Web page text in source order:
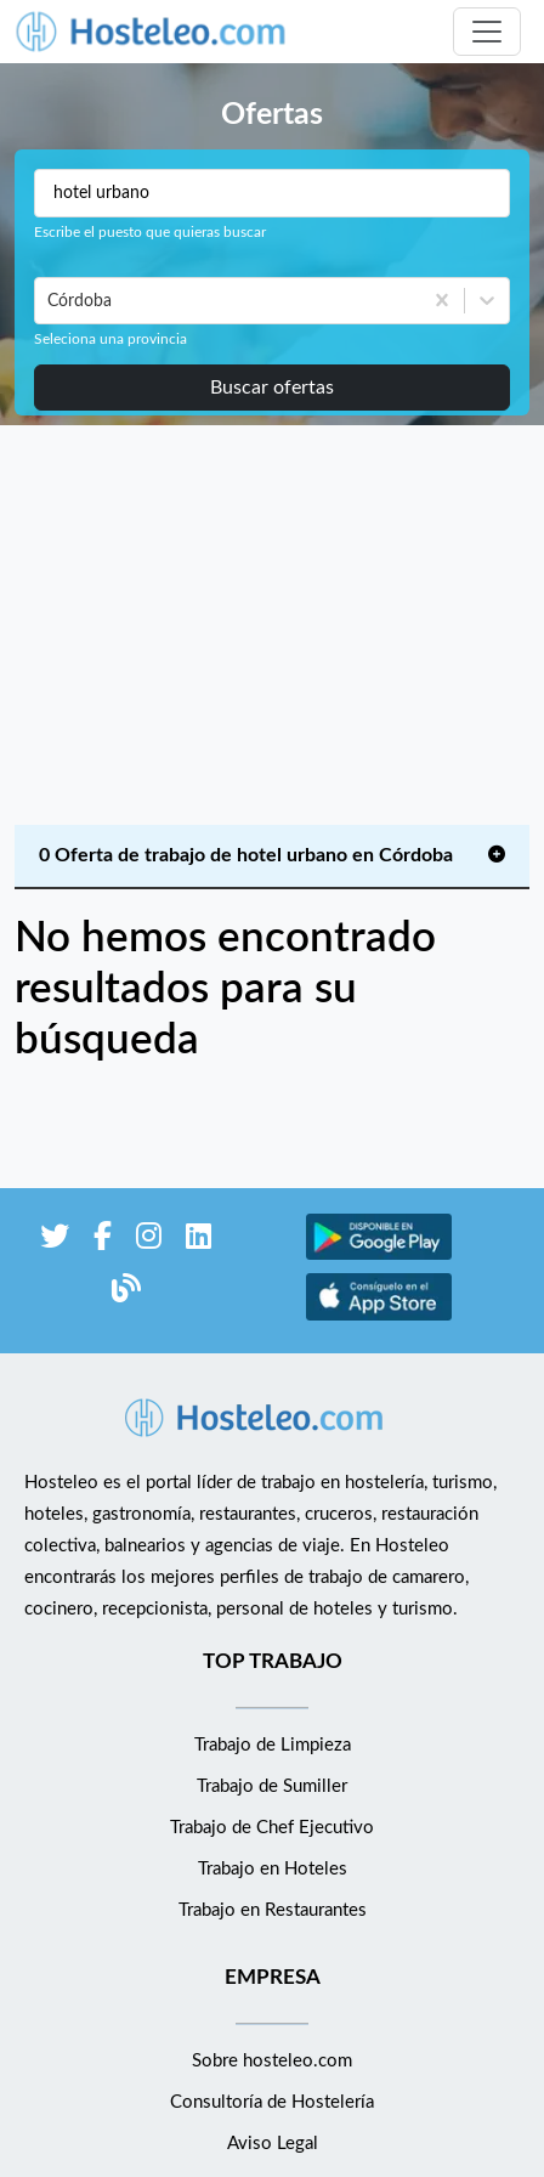
Ofertas
Escribe el puesto que quieras buscar
Córdoba
Seleciona una provincia
Buscar ofertas
0 Oferta de trabajo de hotel urbano en Córdoba
No hemos encontrado
resultados para su
búsqueda
Hosteleo es el portal líder de trabajo en hostelería, turismo,
hoteles, gastronomía, restaurantes, cruceros, restauración
colectiva, balnearios y agencias de viaje. En Hosteleo
encontrarás los mejores perfiles de trabajo de camarero,
cocinero, recepcionista, personal de hoteles y turismo.
TOP TRABAJO
Trabajo de Limpieza
Trabajo de Sumiller
Trabajo de Chef Ejecutivo
Trabajo en Hoteles
Trabajo en Restaurantes
EMPRESA
Sobre hosteleo.com
Consultoría de Hostelería
Aviso Legal